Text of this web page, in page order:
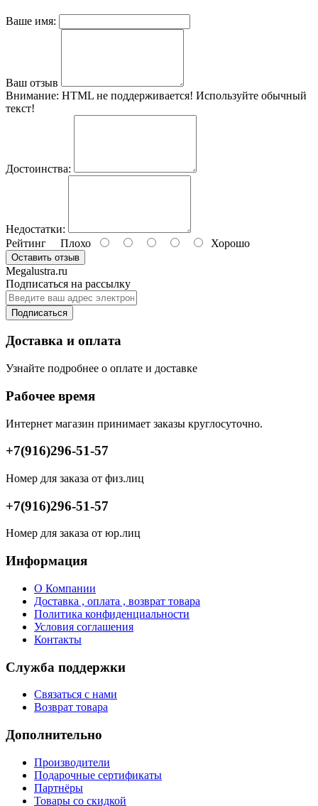
Ваше имя:
Ваш отзыв
Внимание: HTML не поддерживается! Используйте обычный
текст!
Достоинства:
Недостатки:
Рейтинг Плохо Хорошо
Оставить отзыв
Megalustra.ru
Подписаться на рассылку
Подписаться
Доставка и оплата
Узнайте подробнее о оплате и доставке
Рабочее время
Интернет магазин принимает заказы круглосуточно.
+7(916)296-51-57
Номер для заказа от физ.лиц
+7(916)296-51-57
Номер для заказа от юр.лиц
Информация
О Компании
Доставка , оплата , возврат товара
Политика конфиденциальности
Условия соглашения
Контакты
Служба поддержки
Связаться с нами
Возврат товара
Дополнительно
Производители
Подарочные сертификаты
Партнёры
Товары со скидкой